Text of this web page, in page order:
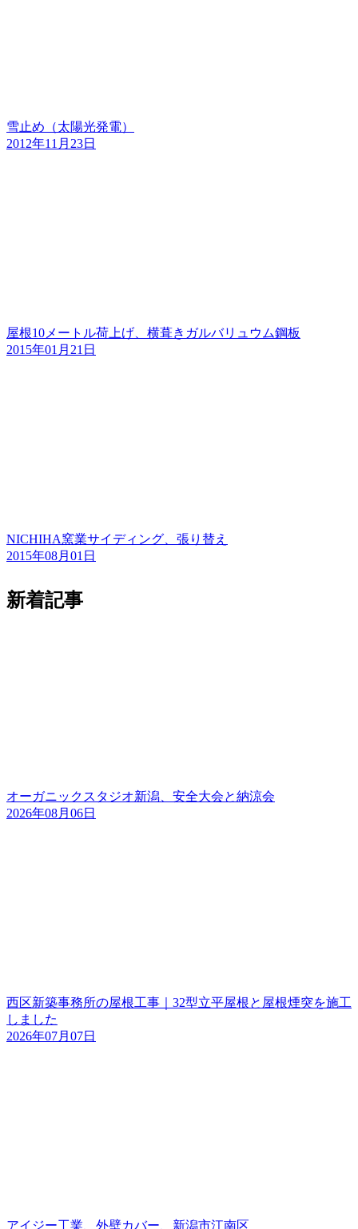
雪止め（太陽光発電）
2012年11月23日
屋根10メートル荷上げ、横葺きガルバリュウム鋼板
2015年01月21日
NICHIHA窯業サイディング、張り替え
2015年08月01日
新着記事
オーガニックスタジオ新潟、安全大会と納涼会
2026年08月06日
西区新築事務所の屋根工事｜32型立平屋根と屋根煙突を施工
しました
2026年07月07日
アイジー工業、外壁カバー、新潟市江南区